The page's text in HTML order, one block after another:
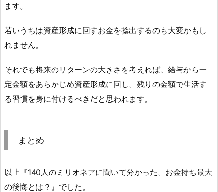
ます。
若いうちは資産形成に回すお金を捻出するのも大変かもし
れません。
それでも将来のリターンの大きさを考えれば、給与から一
定金額をあらかじめ資産形成に回し、残りの金額で生活す
る習慣を身に付けるべきだと思われます。
まとめ
以上『140人のミリオネアに聞いて分かった、お金持ち最大
の後悔とは？』でした。